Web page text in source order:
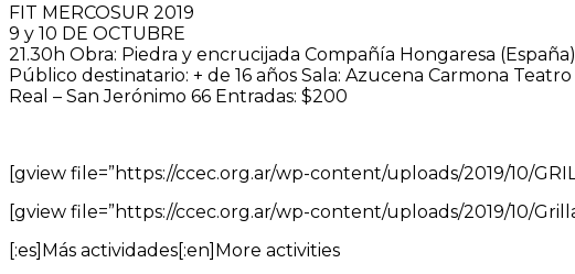
FIT MERCOSUR 2019
9 y 10 DE OCTUBRE
21.30h Obra: Piedra y encrucijada Compañía Hongaresa (España)
Público destinatario: + de 16 años Sala: Azucena Carmona Teatro
Real – San Jerónimo 66 Entradas: $200
[gview file=”https://ccec.org.ar/wp-content/uploads/2019/10/
[gview file=”https://ccec.org.ar/wp-content/uploads/2019/10/
[:es]Más actividades[:en]More activities